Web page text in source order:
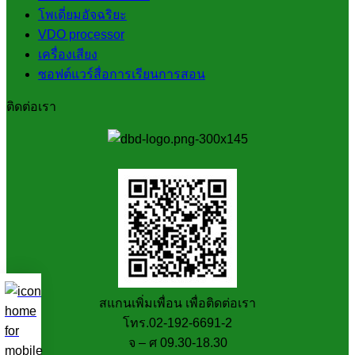
โพเดี่ยมอัจฉริยะ
VDO processor
เครื่องเสียง
ซอฟต์แวร์สื่อการเรียนการสอน
ติดต่อเรา
สแกนเพิ่มเพื่อน เพื่อติดต่อเรา
โทร.02-192-6691-2
จ – ศ 09.30-18.30